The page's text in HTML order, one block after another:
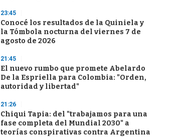
23:45
Conocé los resultados de la Quiniela y
la Tómbola nocturna del viernes 7 de
agosto de 2026
21:45
El nuevo rumbo que promete Abelardo
De la Espriella para Colombia: "Orden,
autoridad y libertad"
21:26
Chiqui Tapia: del "trabajamos para una
fase completa del Mundial 2030" a
teorías conspirativas contra Argentina